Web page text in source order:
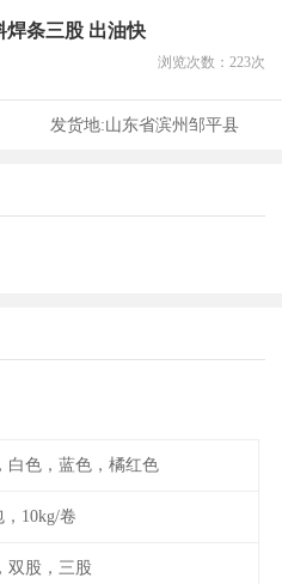
焊条三股 出油快
浏览次数： 223次
发货地:山东省滨州邹平县
白色，蓝色，橘红色
，10kg/卷
双股，三股